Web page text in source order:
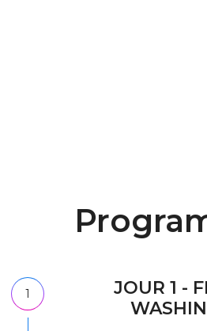
1
JOUR 1 -